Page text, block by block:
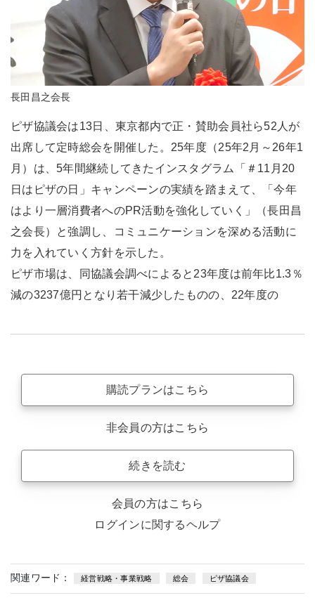
長田昌之会長
ピザ協議会は13日、東京都内で正・賛助会員社ら52人が
出席して定時総会を開催した。25年度（25年2月～26年1
月）は、5年間継続してきたインスタグラム「＃11月20
日はピザの日」キャンペーンの実績を踏まえて、「今年
はより一層消費者へのPR活動を強化していく」（長田昌
之会長）と強調し、コミュニケーションを深める活動に
力を入れていく方針を示した。
ピザ市場は、同協議会調べによると23年度は前年比1.3％
減の3237億円となり若干減少したものの、22年度の
購読プランはこちら
非会員の方はこちら
続きを読む
会員の方はこちら
ログインに関するヘルプ
関連ワード： 経営戦略・事業戦略 総会 ピザ協議会